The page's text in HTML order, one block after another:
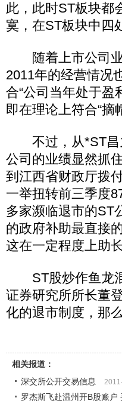
此，此时ST板块都
寞，在ST板块中四
随着上市公司业
2011年的经营情况
合“公司当年处于盈
即在理论上符合“摘
不过，从*ST昌
公司的业绩显然抓
到江西省财政厅拨
一举扭转前三季度
多家濒临退市的ST
的政府补助最直接
这在一定程度上助
ST股炒作鱼龙混
证券研究所所长董
化的退市制度，那
相关报道：
深交所公开交易信息
罗杰斯飞赴温州开B股账户